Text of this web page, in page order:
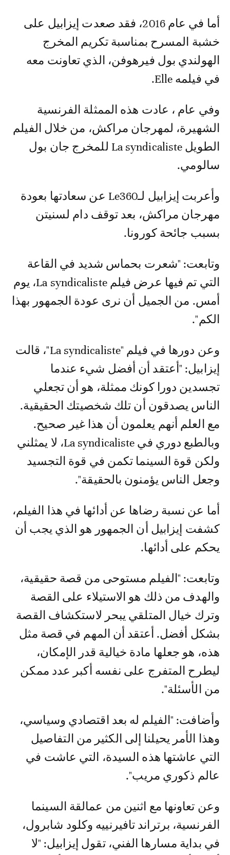
أما في عام 2016، فقد صعدت إيزابيل على
خشبة المسرح بمناسبة تكريم المخرج
الهولندي بول فيرهوفن، الذي تعاونت معه
في فيلمه Elle.
وفي عام ، عادت هذه الممثلة الفرنسية
الشهيرة، لمهرجان مراكش، من خلال الفيلم
الطويل La syndicaliste للمخرج جان بول
سالومي.
وأعربت إيزابيل لـLe360 عن سعادتها بعودة
مهرجان مراكش، بعد توقف دام لسنيتن
بسبب جائحة كورونا.
وتابعت: "شعرت بحماس شديد في القاعة
التي تم فيها عرض فيلم La syndicaliste، يوم
أمس. من الجميل أن نرى عودة الجمهور بهذا
الكم".
وعن دورها في فيلم "La syndicaliste"، قالت
إيزابيل: "أعتقد أن أفضل شيء عندما
تجسدين دورا كونك ممثلة، هو أن تجعلي
الناس يصدقون أن تلك شخصيتك الحقيقية.
مع العلم أنهم يعلمون أن هذا غير صحيح.
وبالطبع دوري في La syndicaliste، لا يمثلني
ولكن قوة السينما تكمن في قوة التجسيد
وجعل الناس يؤمنون بالحقيقة".
أما عن نسبة رضاها عن أدائها في هذا الفيلم،
كشفت إيزابيل أن الجمهور هو الذي يجب أن
يحكم على أدائها.
وتابعت: "الفيلم مستوحى من قصة حقيقية،
والهدف من ذلك هو الاستيلاء على القصة
وترك خيال المتلقي يبحر لاستكشاف القصة
بشكل أفضل. أعتقد أن المهم في قصة مثل
هذه، هو جعلها مادة خيالية قدر الإمكان،
ليطرح المتفرج على نفسه أكبر عدد ممكن
من الأسئلة".
وأضافت: "الفيلم له بعد اقتصادي وسياسي،
وهذا الأمر يحيلنا إلى الكثير من التفاصيل
التي عاشتها هذه السيدة، التي عاشت في
عالم ذكوري مريب".
وعن تعاونها مع اثنين من عمالقة السينما
الفرنسية، برتراند تافيرنييه وكلود شابرول،
في بداية مسارها الفني، تقول إيزابيل: "لا